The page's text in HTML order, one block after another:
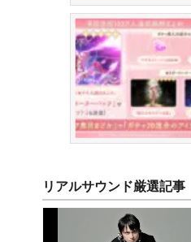
リアルサウンド厳選記事